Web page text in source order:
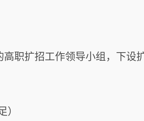
职扩招工作领导小组，下
）